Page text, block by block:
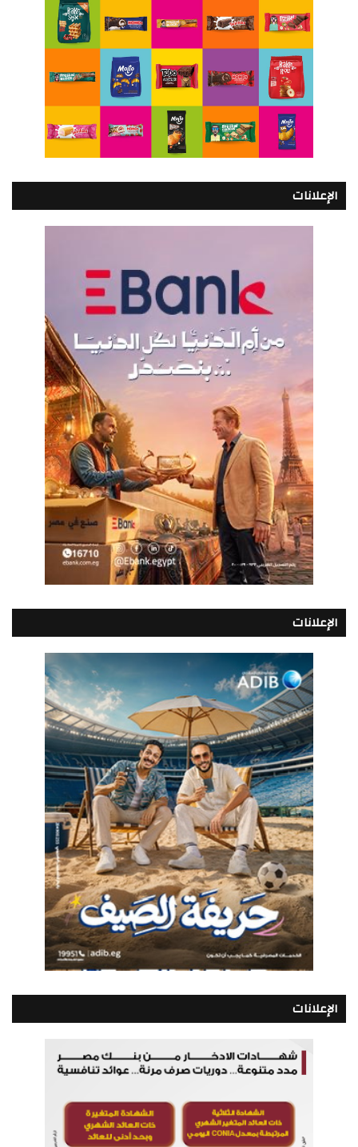
الإعلانات
الإعلانات
الإعلانات